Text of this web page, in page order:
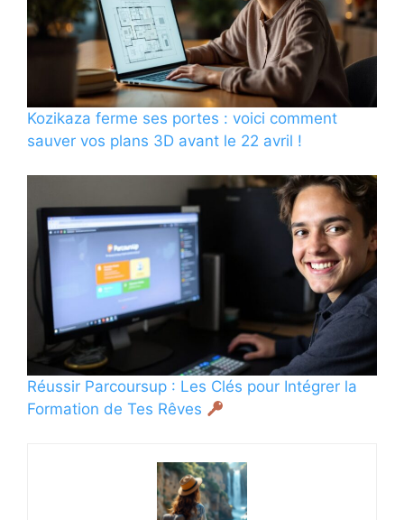
Kozikaza ferme ses portes : voici comment
sauver vos plans 3D avant le 22 avril !
Réussir Parcoursup : Les Clés pour Intégrer la
Formation de Tes Rêves